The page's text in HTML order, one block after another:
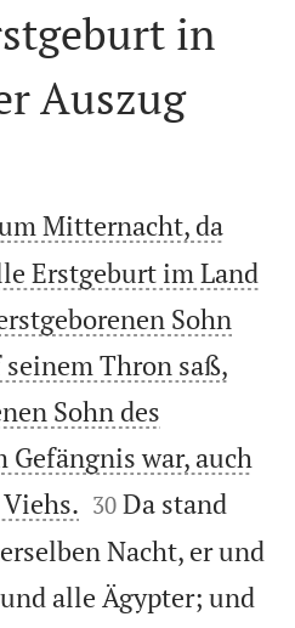
in
Auszug
Mitternacht, da
Erstgeburt im Land
Sohn
seinem Thron saß,
Sohn des
Gefängnis war, auch


30 Da stand
Nacht, er und
alle Ägypter; und